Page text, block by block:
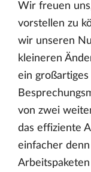
Wir freuen
vorstellen zu
wir unseren
kleineren
ein
von zwei
das effiziente
einfacher